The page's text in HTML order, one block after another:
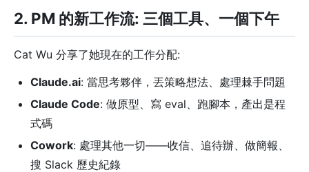
2. PM 的新工作流: 三個工具、一個下午
Cat Wu 分享了她現在的工作分配:
Claude.ai: 當思考夥伴，丟策略想法、處理棘手問題
Claude Code: 做原型、寫 eval、跑腳本，產出是程
式碼
Cowork: 處理其他一切——收信、追待辦、做簡報、
搜 Slack 歷史紀錄